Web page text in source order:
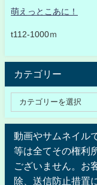
萌えっとこあに！
t112-1000ｍ
カテゴリー
動画やサムネイル
等は全てその権利
ございません。お
除、送信防止措置